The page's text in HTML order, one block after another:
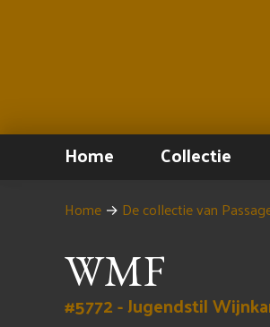
Home Collectie
Home → De collectie van
WMF
#5772 - Jugendstil